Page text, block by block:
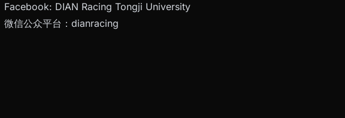
Facebook: DIAN Racing Tongji University
微信公众平台：dianracing